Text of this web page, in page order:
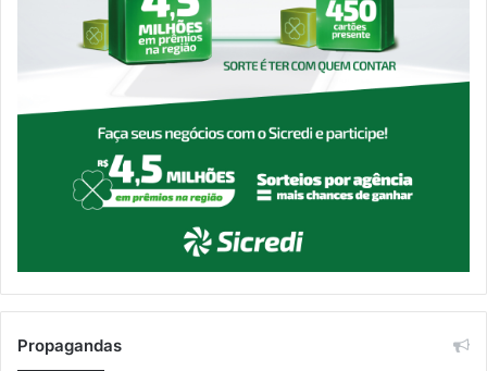
Propagandas